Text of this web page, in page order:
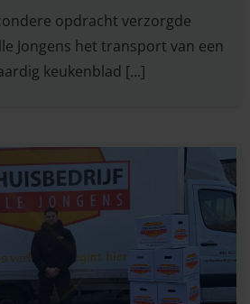
opdracht verzorgde
Jongens het transport van een
keukenblad [...]